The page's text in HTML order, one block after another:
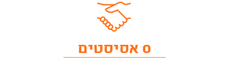
0 אסיסטים